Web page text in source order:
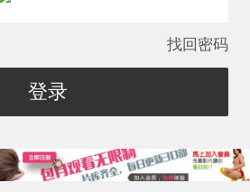
找回密码
登录